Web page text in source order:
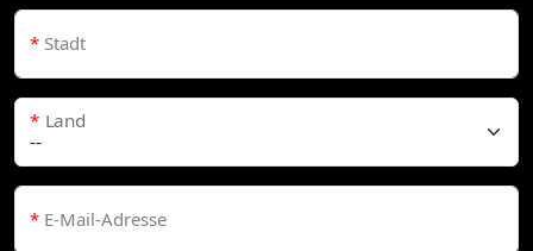
* Stadt
* Land
* E-Mail-Adresse